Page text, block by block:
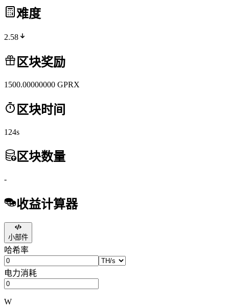
难度
2.58
区块奖励
1500.00000000 GPRX
区块时间
124s
区块数量
-
收益计算器
小部件
哈希率
电力消耗
W